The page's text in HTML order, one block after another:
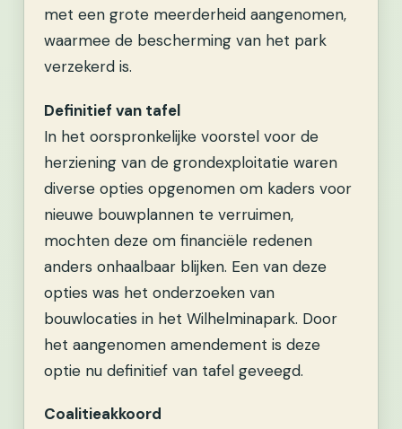
met een grote meerderheid aangenomen,
waarmee de bescherming van het park
verzekerd is.
Definitief van tafel
In het oorspronkelijke voorstel voor de
herziening van de grondexploitatie waren
diverse opties opgenomen om kaders voor
nieuwe bouwplannen te verruimen,
mochten deze om financiële redenen
anders onhaalbaar blijken. Een van deze
opties was het onderzoeken van
bouwlocaties in het Wilhelminapark. Door
het aangenomen amendement is deze
optie nu definitief van tafel geveegd.
Coalitieakkoord